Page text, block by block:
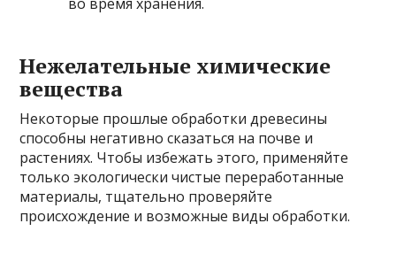
Нежелательные химические
вещества
Некоторые прошлые обработки древесины
способны негативно сказаться на почве и
растениях. Чтобы избежать этого, применяйте
только экологически чистые переработанные
материалы, тщательно проверяйте
происхождение и возможные виды обработки.